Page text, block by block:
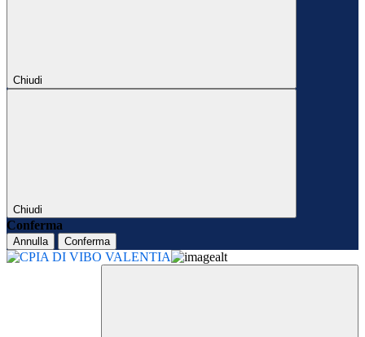
Chiudi
Chiudi
Conferma
Annulla Conferma